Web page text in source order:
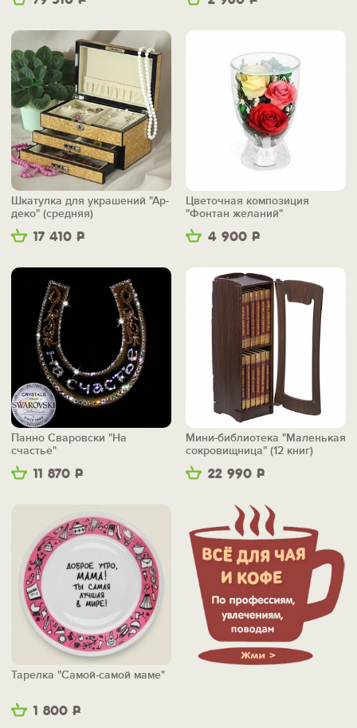
17 410 Р
Шкатулка для украшений "Ар-
деко" (средняя)
4 900 Р
Цветочная композиция
"Фонтан желаний"
11 870 Р
Панно Сваровски "На
счастье"
22 990 Р
Мини-библиотека "Маленькая
сокровищница" (12 книг)
1 800 Р
Тарелка "Самой-самой маме"